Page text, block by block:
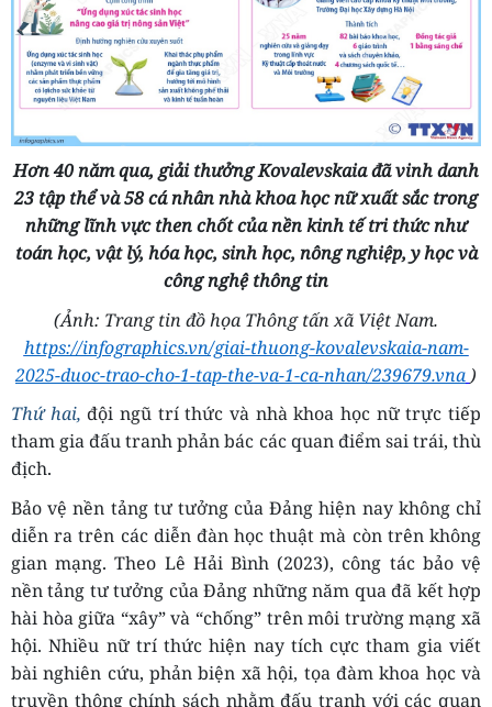
Hơn 40 năm qua, giải thưởng Kovalevskaia đã vinh danh
23 tập thể và 58 cá nhân nhà khoa học nữ xuất sắc trong
những lĩnh vực then chốt của nền kinh tế tri thức như
toán học, vật lý, hóa học, sinh học, nông nghiệp, y học và
công nghệ thông tin
(Ảnh: Trang tin đồ họa Thông tấn xã Việt Nam.
https://infographics.vn/giai-thuong-kovalevskaia-nam-
2025-duoc-trao-cho-1-tap-the-va-1-ca-nhan/239679.vna )
Thứ hai, đội ngũ trí thức và nhà khoa học nữ trực tiếp
tham gia đấu tranh phản bác các quan điểm sai trái, thù
địch.
Bảo vệ nền tảng tư tưởng của Đảng hiện nay không chỉ
diễn ra trên các diễn đàn học thuật mà còn trên không
gian mạng. Theo Lê Hải Bình (2023), công tác bảo vệ
nền tảng tư tưởng của Đảng những năm qua đã kết hợp
hài hòa giữa “xây” và “chống” trên môi trường mạng xã
hội. Nhiều nữ trí thức hiện nay tích cực tham gia viết
bài nghiên cứu, phản biện xã hội, tọa đàm khoa học và
truyền thông chính sách nhằm đấu tranh với các quan